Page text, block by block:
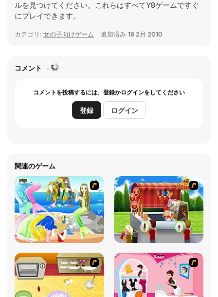
ルを見つけてください。これらはすべてY8ゲームですぐ
にプレイできます。
カテゴリ: 女の子向けゲーム 追加済み 18 2月 2010
コメント
コメントを投稿するには、登録かログインをしてください
登録 ログイン
関連のゲーム